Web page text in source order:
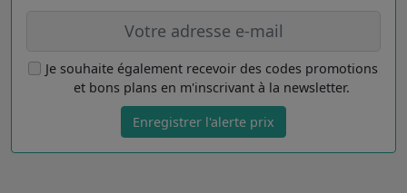
Je souhaite également recevoir des codes promotions
et bons plans en m'inscrivant à la newsletter.
Enregistrer l'alerte prix